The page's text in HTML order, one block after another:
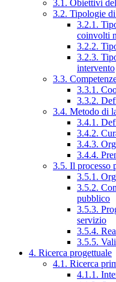
3.1. Obiettivi
3.2. Tipologie
3.2.1.
coinvolti
3.2.2.
3.2.3.
intervento
3.3.
3.3.1.
3.3.2.
3.4. Metodo di
3.4.1.
3.4.2.
3.4.3.
3.4.4.
3.5. Il processo
3.5.1.
3.5.2.
pubblico
3.5.3.
servizio
3.5.4.
3.5.5.
4. Ricerca progettuale
4.1. Ricerca
4.1.1.